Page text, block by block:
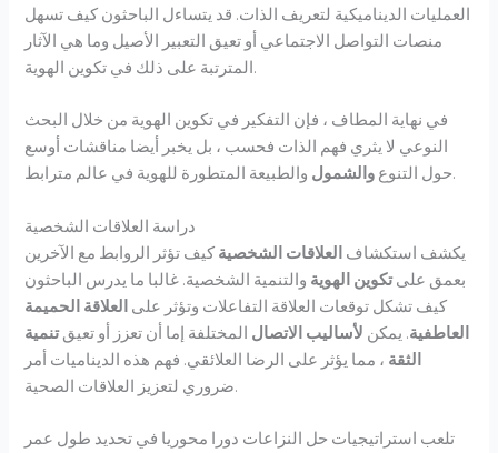
العمليات الديناميكية لتعريف الذات. قد يتساءل الباحثون كيف تسهل
منصات التواصل الاجتماعي أو تعيق التعبير الأصيل وما هي الآثار
المترتبة على ذلك في تكوين الهوية.
في نهاية المطاف ، فإن التفكير في تكوين الهوية من خلال البحث
النوعي لا يثري فهم الذات فحسب ، بل يخبر أيضا مناقشات أوسع
حول التنوع والشمول والطبيعة المتطورة للهوية في عالم مترابط.
دراسة العلاقات الشخصية
يكشف استكشاف العلاقات الشخصية كيف تؤثر الروابط مع الآخرين
بعمق علىتكوين الهوية والتنمية الشخصية. غالبا ما يدرس الباحثون
كيف تشكل توقعات العلاقة التفاعلات وتؤثر على العلاقة الحميمة
العاطفية. يمكن لأساليب الاتصال المختلفة إما أن تعزز أو تعيقتنمية
الثقة ، مما يؤثر على الرضا العلائقي. فهم هذه الديناميات أمر
ضروري لتعزيز العلاقات الصحية.
تلعب استراتيجيات حل النزاعات دورا محوريا في تحديد طول عمر